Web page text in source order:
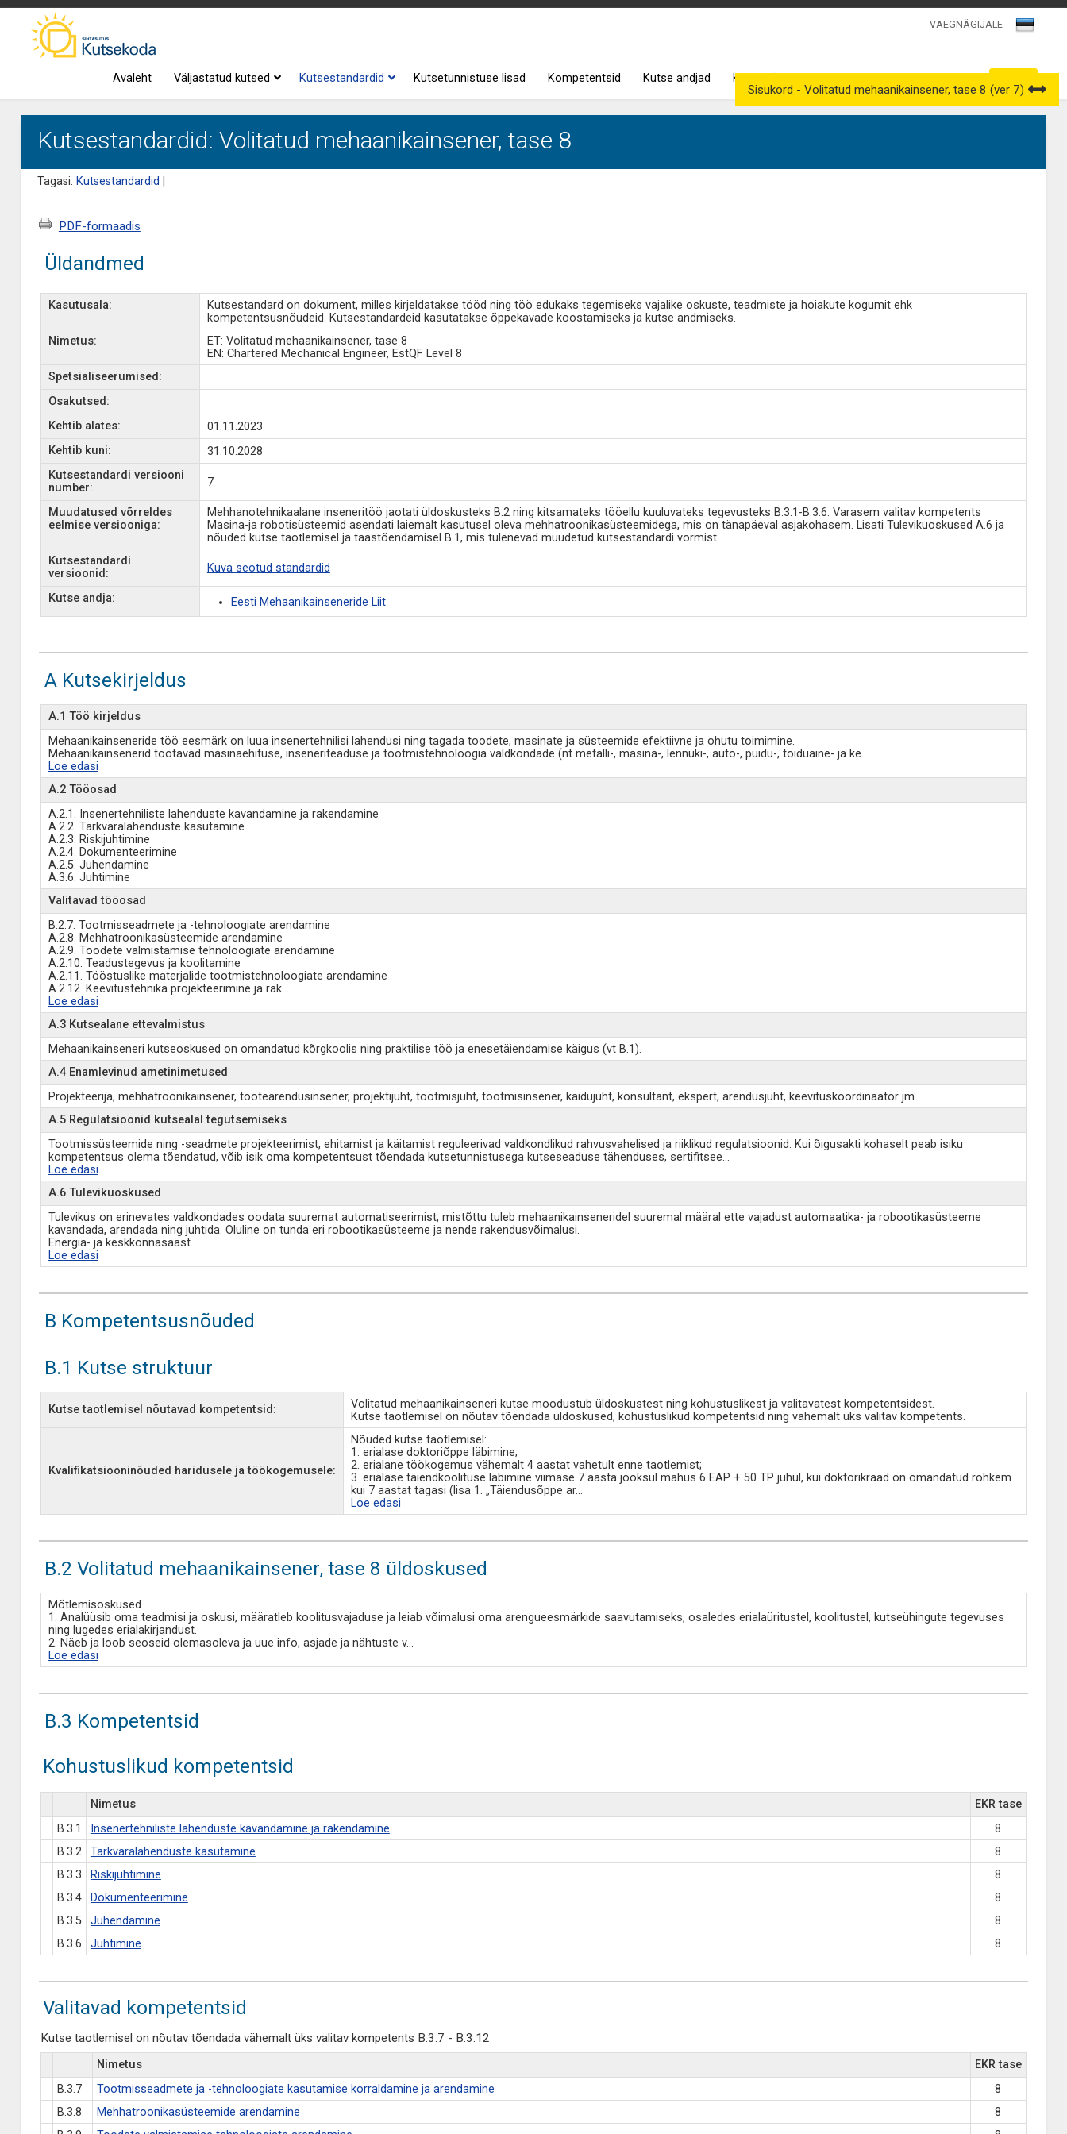
VAEGNÄGIJALE
Avaleht Väljastatud kutsed Kutsestandardid Kutsetunnistuse lisad Kompetentsid Kutse andjad Kutsenõukogud
Kutsestandardid: Volitatud mehaanikainsener, tase 8
Tagasi: Kutsestandardid
Sisukord - Volitatud mehaanikainsener, tase 8 (ver 7)
PDF-formaadis
Üldandmed
Kasutusala:
Kutsestandard on dokument, milles kirjeldatakse tööd ning töö edukaks tegemiseks vajalike oskuste, teadmiste ja hoiakute kogumit ehk
kompetentsusnõudeid. Kutsestandardeid kasutatakse õppekavade koostamiseks ja kutse andmiseks.
Nimetus:
ET: Volitatud mehaanikainsener, tase 8
EN: Chartered Mechanical Engineer, EstQF Level 8
Spetsialiseerumised:
Osakutsed:
Kehtib alates:
01.11.2023
Kehtib kuni:
31.10.2028
Kutsestandardi versiooni
number:
7
Muudatused võrreldes
eelmise versiooniga:
Mehhanotehnikaalane inseneritöö jaotati üldoskusteks B.2 ning kitsamateks tööellu kuuluvateks tegevusteks B.3.1-B.3.6. Varasem valitav kompetents
Masina-ja robotisüsteemid asendati laiemalt kasutusel oleva mehhatroonikasüsteemidega, mis on tänapäeval asjakohasem. Lisati Tulevikuoskused A.6 ja
nõuded kutse taotlemisel ja taastõendamisel B.1, mis tulenevad muudetud kutsestandardi vormist.
Kutsestandardi
versioonid:
Kuva seotud standardid
Kutse andja: Eesti Mehaanikainseneride Liit
A Kutsekirjeldus
A.1 Töö kirjeldus
Mehaanikainseneride töö eesmärk on luua insenertehnilisi lahendusi ning tagada toodete, masinate ja süsteemide efektiivne ja ohutu toimimine.
Mehaanikainsenerid töötavad masinaehituse, inseneriteaduse ja tootmistehnoloogia valdkondade (nt metalli-, masina-, lennuki-, auto-, puidu-, toiduaine- ja ke...
Loe edasi
A.2 Tööosad
A.2.1. Insenertehniliste lahenduste kavandamine ja rakendamine
A.2.2. Tarkvaralahenduste kasutamine
A.2.3. Riskijuhtimine
A.2.4. Dokumenteerimine
A.2.5. Juhendamine
A.3.6. Juhtimine
Valitavad tööosad
B.2.7. Tootmisseadmete ja -tehnoloogiate arendamine
A.2.8. Mehhatroonikasüsteemide arendamine
A.2.9. Toodete valmistamise tehnoloogiate arendamine
A.2.10. Teadustegevus ja koolitamine
A.2.11. Tööstuslike materjalide tootmistehnoloogiate arendamine
A.2.12. Keevitustehnika projekteerimine ja rak...
Loe edasi
A.3 Kutsealane ettevalmistus
Mehaanikainseneri kutseoskused on omandatud kõrgkoolis ning praktilise töö ja enesetäiendamise käigus (vt B.1).
A.4 Enamlevinud ametinimetused
Projekteerija, mehhatroonikainsener, tootearendusinsener, projektijuht, tootmisjuht, tootmisinsener, käidujuht, konsultant, ekspert, arendusjuht, keevituskoordinaator jm.
A.5 Regulatsioonid kutsealal tegutsemiseks
Tootmissüsteemide ning -seadmete projekteerimist, ehitamist ja käitamist reguleerivad valdkondlikud rahvusvahelised ja riiklikud regulatsioonid. Kui õigusakti kohaselt peab isiku
kompetentsus olema tõendatud, võib isik oma kompetentsust tõendada kutsetunnistusega kutseseaduse tähenduses, sertifitsee...
Loe edasi
A.6 Tulevikuoskused
Tulevikus on erinevates valdkondades oodata suuremat automatiseerimist, mistõttu tuleb mehaanikainseneridel suuremal määral ette vajadust automaatika- ja robootikasüsteeme
kavandada, arendada ning juhtida. Oluline on tunda eri robootikasüsteeme ja nende rakendusvõimalusi.
Energia- ja keskkonnasääst...
Loe edasi
B Kompetentsusnõuded
B.1 Kutse struktuur
Kutse taotlemisel nõutavad kompetentsid:
Volitatud mehaanikainseneri kutse moodustub üldoskustest ning kohustuslikest ja valitavatest kompetentsidest.
Kutse taotlemisel on nõutav tõendada üldoskused, kohustuslikud kompetentsid ning vähemalt üks valitav kompetents.
Kvalifikatsiooninõuded haridusele ja töökogemusele:
Nõuded kutse taotlemisel:
1. erialase doktoriõppe läbimine;
2. erialane töökogemus vähemalt 4 aastat vahetult enne taotlemist;
3. erialase täiendkoolituse läbimine viimase 7 aasta jooksul mahus 6 EAP + 50 TP juhul, kui doktorikraad on omandatud rohkem
kui 7 aastat tagasi (lisa 1. „Täiendusõppe ar...
Loe edasi
B.2 Volitatud mehaanikainsener, tase 8 üldoskused
Mõtlemisoskused
1. Analüüsib oma teadmisi ja oskusi, määratleb koolitusvajaduse ja leiab võimalusi oma arengueesmärkide saavutamiseks, osaledes erialaüritustel, koolitustel, kutseühingute tegevuses
ning lugedes erialakirjandust.
2. Näeb ja loob seoseid olemasoleva ja uue info, asjade ja nähtuste v...
Loe edasi
B.3 Kompetentsid
Kohustuslikud kompetentsid
Nimetus
EKR tase
B.3.1
Insenertehniliste lahenduste kavandamine ja rakendamine
8
B.3.2
Tarkvaralahenduste kasutamine
8
B.3.3
Riskijuhtimine
8
B.3.4
Dokumenteerimine
8
B.3.5
Juhendamine
8
B.3.6
Juhtimine 8
Valitavad kompetentsid
Kutse taotlemisel on nõutav tõendada vähemalt üks valitav kompetents B.3.7 - B.3.12
Nimetus
EKR tase
B.3.7
Tootmisseadmete ja -tehnoloogiate kasutamise korraldamine ja arendamine
8
B.3.8
Mehhatroonikasüsteemide arendamine
8